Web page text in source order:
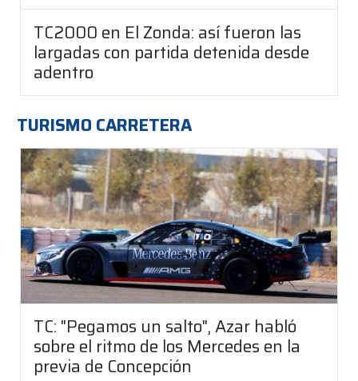
TC2000 en El Zonda: así fueron las
largadas con partida detenida desde
adentro
TURISMO CARRETERA
TC: "Pegamos un salto", Azar habló
sobre el ritmo de los Mercedes en la
previa de Concepción